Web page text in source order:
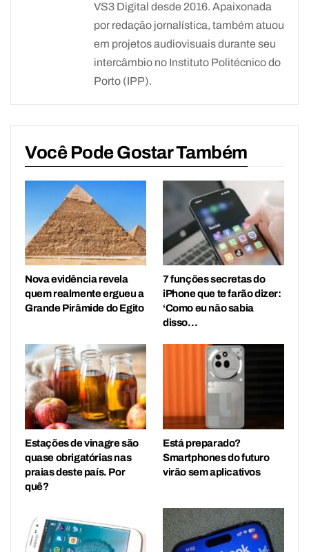
VS3 Digital desde 2016. Apaixonada
por redação jornalística, também atuou
em projetos audiovisuais durante seu
intercâmbio no Instituto Politécnico do
Porto (IPP).
Você Pode Gostar Também
Nova evidência revela
quem realmente ergueu a
Grande Pirâmide do Egito
7 funções secretas do
iPhone que te farão dizer:
‘Como eu não sabia
disso…
Estações de vinagre são
quase obrigatórias nas
praias deste país. Por
quê?
Está preparado?
Smartphones do futuro
virão sem aplicativos